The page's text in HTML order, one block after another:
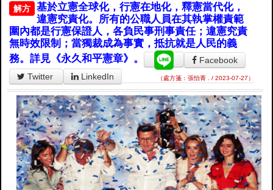
解方
基於立憲全球化，行憲在地化，釋憲當代化，
違憲究責化。所有的公職人員在其執掌權責範
圍內都是行憲保證人，各負民事刑事責任；違憲究責
無時效限制；當獨裁成為事實，抵抗就是人民的義
務。詳見《永久和平憲章》。
Facebook
Twitter
LinkedIn （處方箋：張怡菁 . / 2023-07-27）